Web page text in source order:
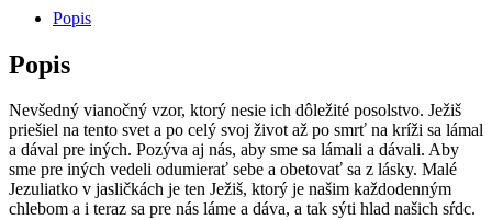
Popis
Popis
Nevšedný vianočný vzor, ktorý nesie ich dôležité posolstvo. Ježiš
priešiel na tento svet a po celý svoj život až po smrť na kríži sa lámal
a dával pre iných. Pozýva aj nás, aby sme sa lámali a dávali. Aby
sme pre iných vedeli odumierať sebe a obetovať sa z lásky. Malé
Jezuliatko v jasličkách je ten Ježiš, ktorý je našim každodenným
chlebom a i teraz sa pre nás láme a dáva, a tak sýti hlad našich sŕdc.